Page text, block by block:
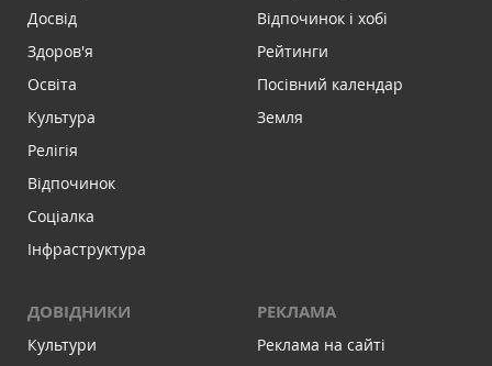
Досвід
Здоров'я
Освіта
Культура
Релігія
Відпочинок
Соціалка
Інфраструктура
Відпочинок і хобі
Рейтинги
Посівний календар
Земля
ДОВІДНИКИ
Культури
РЕКЛАМА
Реклама на сайті